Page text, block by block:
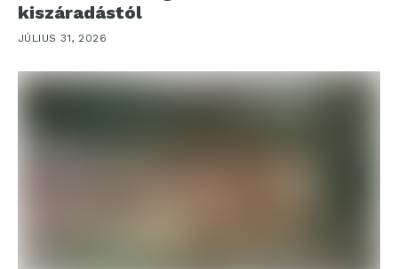
kiszáradástól
JÚLIUS 31, 2026